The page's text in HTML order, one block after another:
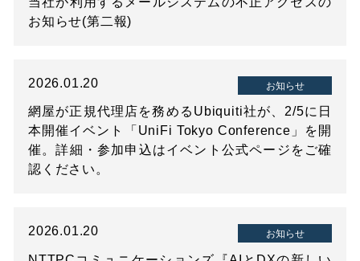
お知らせ(第二報)
2026.01.20 お知らせ
網屋が正規代理店を務めるUbiquiti社が、2/5に日
本開催イベント「UniFi Tokyo Conference」を開
催。詳細・参加申込はイベント公式ページをご確
認ください。
2026.01.20 お知らせ